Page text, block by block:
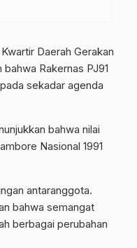
Daerah Gerakan
Rakernas PJ91
sekadar agenda
bahwa nilai
Nasional 1991
antaranggota.
bahwa semangat
berbagai perubahan